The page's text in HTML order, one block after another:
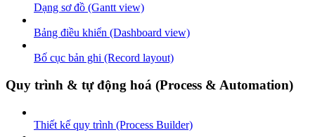
Dạng sơ đồ (Gantt view)
Bảng điều khiển (Dashboard view)
Bố cục bản ghi (Record layout)
Quy trình & tự động hoá (Process & Automation)
Thiết kế quy trình (Process Builder)